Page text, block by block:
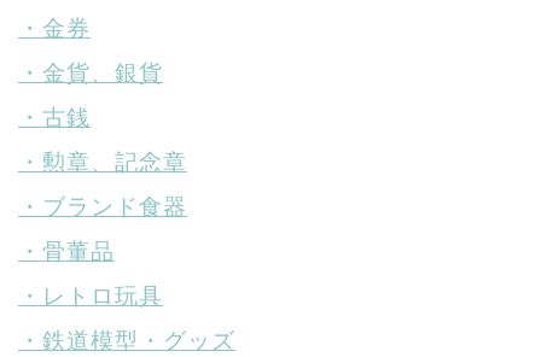
・金券
・金貨、銀貨
・古銭
・勲章、記念章
・ブランド食器
・骨董品
・レトロ玩具
・鉄道模型・グッズ